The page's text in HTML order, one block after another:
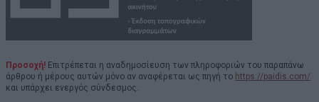
Προσοχή! Επιτρέπεται η αναδημοσίευση των πληροφοριών του παραπάνω
άρθρου ή μέρους αυτών μόνο αν αναφέρεται ως πηγή το https://paidis.com/
και υπάρχει ενεργός σύνδεσμος.